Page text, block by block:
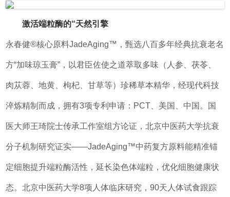
激活端粒酶的“天然引擎
永春健®核心原料JadeAging™，甄选八百多年经典抗衰老名
方“加味琼玉膏”，以君臣佐使之道萃取多味（人参、茯苓、
肉苁蓉、地黄、枸杞、甘草等）珍稀草本精华，经现代科技
淬炼精制而成，拥有3项专利申请：PCT、美国、中国。国
医大师王琦院士传承工作室组方论证，北京中医药大学抗衰
分子机制研究证实——JadeAging™中药复方原料能精准锚
定细胞提升端粒酶活性，延长染色体端粒，优化细胞健康状
态。北京中医药大学8项人体临床研究，90天人体试食跟踪